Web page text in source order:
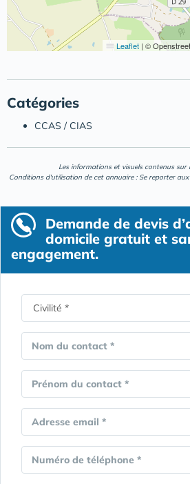
Leaflet | ©
Catégories
CCAS / CIAS
Les informations et visuels contenus
Conditions d'utilisation de cet annuaire : Se reporter aux
Demande de devis
domicile gratuit et
engagement.
Nom du contact *
Prénom du contact *
Adresse email *
Numéro de téléphone *